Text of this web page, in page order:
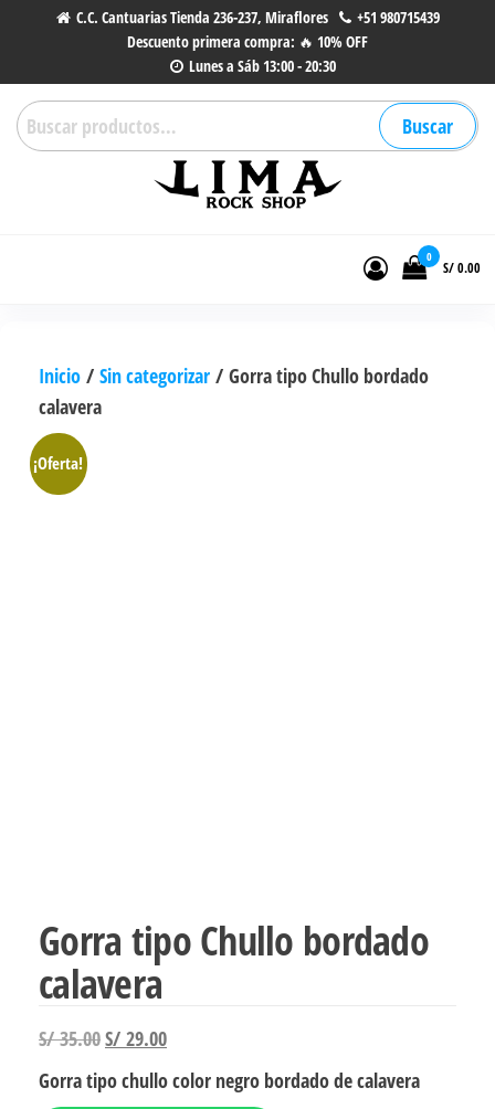
C.C. Cantuarias Tienda 236-237, Miraflores
+51 980715439
Descuento primera compra: 🔥 10% OFF
Lunes a Sáb 13:00 - 20:30
Buscar
por:
Buscar
Joyas de Acero | Tienda de
Música de Vinilos, CDs y más.
0
S/ 0.00
Inicio / Sin categorizar / Gorra tipo Chullo bordado
calavera
¡Oferta!
Gorra tipo Chullo bordado
calavera
S/35.00El
precio
S/ 29.00El
precio
Gorra tipo chullo color negro bordado de calavera